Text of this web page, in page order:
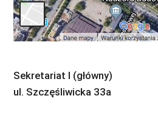
Sekretariat I (główny)
ul. Szczęśliwicka 33a